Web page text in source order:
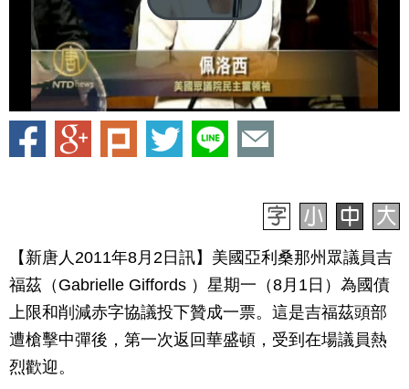
【新唐人2011年8月2日訊】美國亞利桑那州眾議員吉
福茲（Gabrielle Giffords ）星期一（8月1日）為國債
上限和削減赤字協議投下贊成一票。這是吉福茲頭部
遭槍擊中彈後，第一次返回華盛頓，受到在場議員熱
烈歡迎。